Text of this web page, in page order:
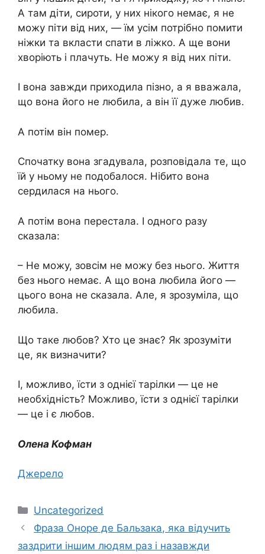
А там діти, сироти, у них нікого немає, я не
можу піти від них, — їм усім потрібно помити
ніжки та вкласти спати в ліжко. А ще вони
хворіють і плачуть. Не можу я від них піти.
І вона завжди приходила пізно, а я вважала,
що вона його не любила, а він її дуже любив.
А потім він помер.
Спочатку вона згадувала, розповідала те, що
їй у ньому не подобалося. Нібито вона
сердилася на нього.
А потім вона перестала. І одного разу
сказала:
– Не можу, зовсім не можу без нього. Життя
без нього немає. А що вона любила його —
цього вона не сказала. Але, я зрозуміла, що
любила.
Що таке любов? Хто це знає? Як зрозуміти
це, як визначити?
І, можливо, їсти з однієї тарілки — це не
необхідність? Можливо, їсти з однієї тарілки
— це і є любов.
Олена Кофман
Джерело
Категорії
Uncategorized
Фраза Оноре де Бальзака, яка відучить
заздрити іншим людям раз і назавжди